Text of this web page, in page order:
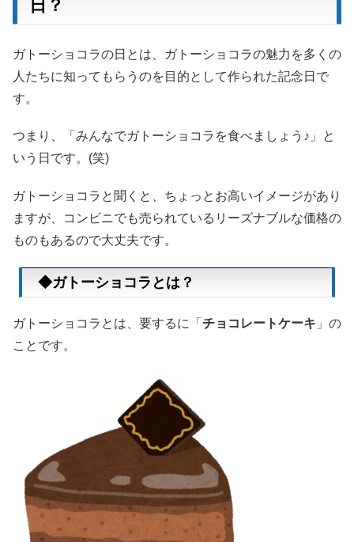
日？
ガトーショコラの日とは、ガトーショコラの魅力を多くの
人たちに知ってもらうのを目的として作られた記念日で
す。
つまり、「みんなでガトーショコラを食べましょう♪」と
いう日です。(笑)
ガトーショコラと聞くと、ちょっとお高いイメージがあり
ますが、コンビニでも売られているリーズナブルな価格の
ものもあるので大丈夫です。
◆ガトーショコラとは？
ガトーショコラとは、要するに「 チョコレートケーキ 」の
ことです。